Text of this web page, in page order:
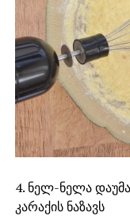
4. ნელ-ნელა
კარაქის ნაზავს